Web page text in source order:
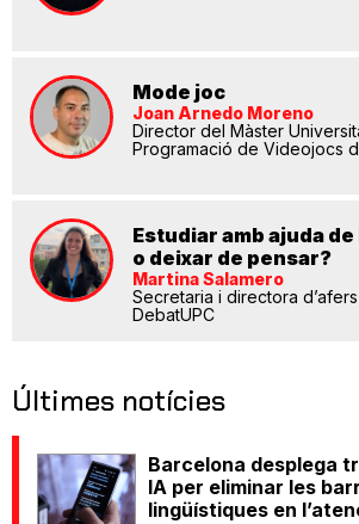
Mode joc
Joan Arnedo Moreno
Director del Màster
Programació de Videojocs
Estudiar amb ajuda
o deixar de pensar?
Martina Salamero
Secretaria i directora
DebatUPC
Últimes notícies
Barcelona desplega
IA per eliminar les
lingüístiques en